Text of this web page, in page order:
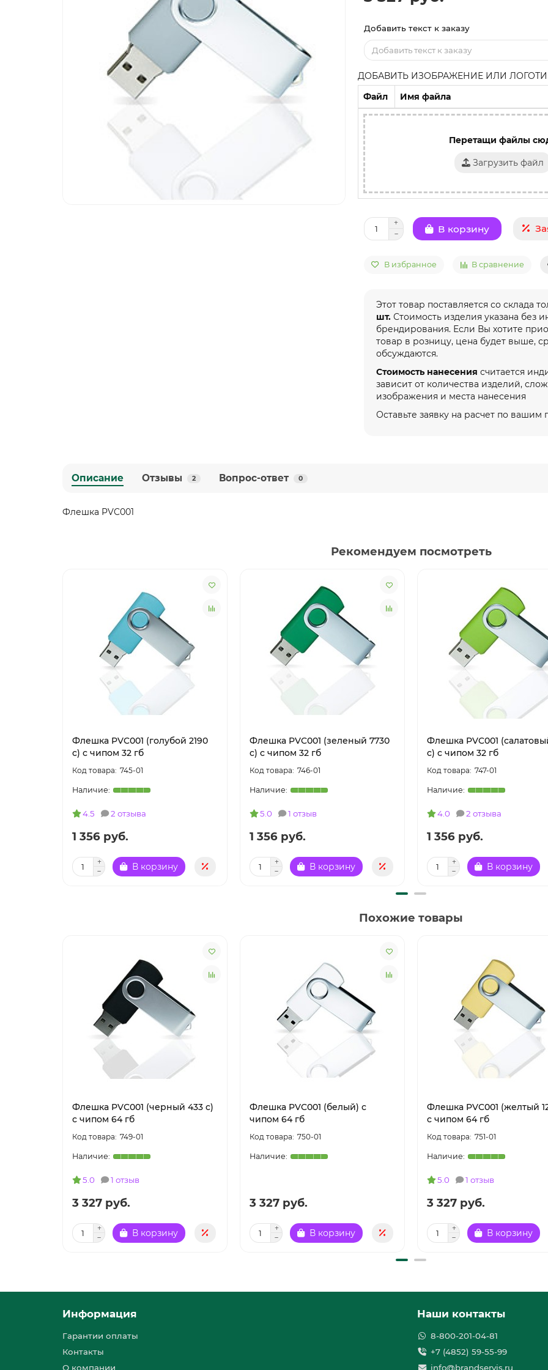
Добавить текст к заказу
ДОБАВИТЬ ИЗОБРАЖЕНИЕ ИЛИ
Файл
Имя файла
Перетащи файлы
Загрузить файл
В корзину
В избранное В сравнение
Этот товар поставляется со склада
шт. Стоимость изделия указана без
брендирования. Если Вы хотите
товар в розницу, цена будет выше,
обсуждаются.
Стоимость нанесения считается
зависит от количества изделий,
изображения и места нанесения
Оставьте заявку на расчет по вашим
Описание Отзывы 2 Вопрос-ответ 0
Флешка PVC001
Рекомендуем посмотреть
Флешка PVC001 (голубой 2190
c) с чипом 32 гб
745-01
4.5 2 отзыва
1 356 руб.
В корзину
Флешка PVC001 (зеленый 7730
c) с чипом 32 гб
746-01
5.0 1 отзыв
1 356 руб.
В корзину
Флешка PVC001
c) с чипом 32 гб
747-01
4.0 2 отзыва
1 356 руб.
В корзину
Похожие товары
Флешка PVC001 (черный 433 c)
с чипом 64 гб
749-01
5.0 1 отзыв
3 327 руб.
В корзину
Флешка PVC001 (белый) с
чипом 64 гб
750-01
3 327 руб.
В корзину
Флешка PVC001 (желтый
с чипом 64 гб
751-01
5.0 1 отзыв
3 327 руб.
В корзину
Информация
Гарантии оплаты
Контакты
О компании
Наши контакты
8-800-201-04-81
+7 (4852) 59-55-99
info@brandservis.ru